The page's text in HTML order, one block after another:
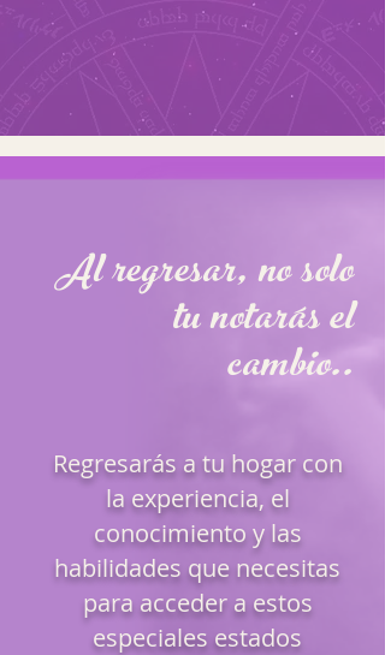
Al regresar, no solo
tu notarás el
cambio..
Regresarás a tu hogar con
la experiencia, el
conocimiento y las
habilidades que necesitas
para acceder a estos
especiales estados